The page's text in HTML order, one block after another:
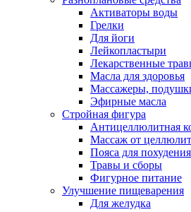
Активаторы воды
Грелки
Для йоги
Лейкопластыри
Лекарственные
Масла для здоровья
Массажеры,
Эфирные масла
Стройная фигура
Антицеллюлитная
Массаж от
Пояса для похудения
Травы и сборы
Фигурное питание
Улучшение пищеварения
Для желудка